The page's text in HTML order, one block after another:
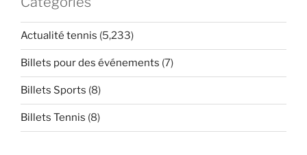
Actualité tennis (5,233)
Billets pour des événements (7)
Billets Sports (8)
Billets Tennis (8)